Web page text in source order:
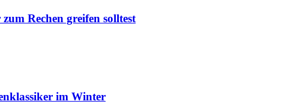
Rechen greifen solltest
im Winter